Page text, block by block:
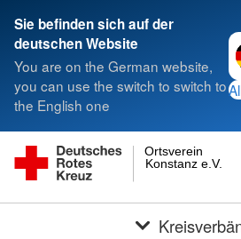
Sie befinden sich auf der
deutschen Website
You are on the German website,
you can use the switch to switch to
the English one
Konstanz e.V.
Ortsverein